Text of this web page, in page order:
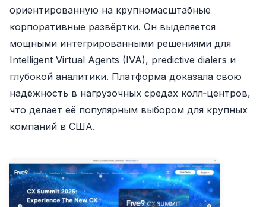
ориентированную на крупномасштабные
корпоративные развёртки. Он выделяется
мощными интегрированными решениями для
Intelligent Virtual Agents (IVA), predictive dialers и
глубокой аналитики. Платформа доказала свою
надёжность в нагрузочных средах колл‑центров,
что делает её популярным выбором для крупных
компаний в США.